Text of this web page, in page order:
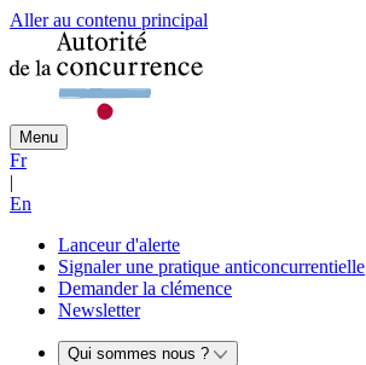
Aller au contenu principal
Menu
Fr
|
En
Lanceur d'alerte
Signaler une pratique anticoncurrentielle
Demander la clémence
Newsletter
Qui sommes nous ?